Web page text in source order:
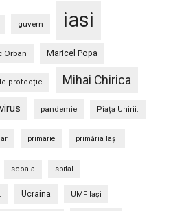
guvern iasi
Orban Maricel Popa
protecție Mihai Chirica
pandemie Piața Unirii.
primarie primăria Iași
scoala spital
Ucraina UMF Iași